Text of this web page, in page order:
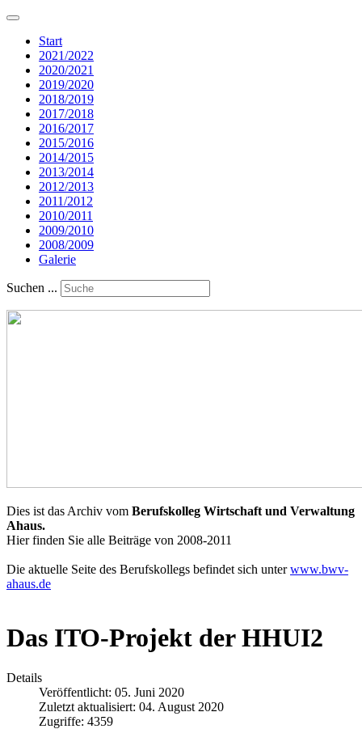
Start
2021/2022
2020/2021
2019/2020
2018/2019
2017/2018
2016/2017
2015/2016
2014/2015
2013/2014
2012/2013
2011/2012
2010/2011
2009/2010
2008/2009
Galerie
Suchen ...
Dies ist das Archiv vom Berufskolleg Wirtschaft und Verwaltung
Ahaus.
Hier finden Sie alle Beiträge von 2008-2011
Die aktuelle Seite des Berufskollegs befindet sich unterwww.bwv-
ahaus.de
Das ITO-Projekt der HHUI2
Details
Veröffentlicht: 05. Juni 2020
Zuletzt aktualisiert: 04. August 2020
Zugriffe: 4359